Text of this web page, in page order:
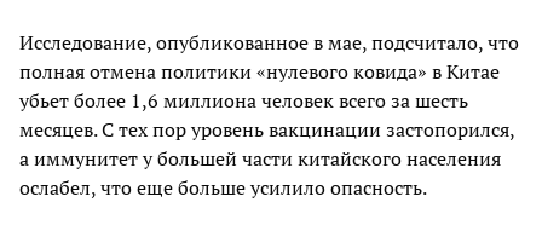
Исследование, опубликованное в мае, подсчитало, что
полная отмена политики «нулевого ковида» в Китае
убьет более 1,6 миллиона человек всего за шесть
месяцев. С тех пор уровень вакцинации застопорился,
а иммунитет у большей части китайского населения
ослабел, что еще больше усилило опасность.